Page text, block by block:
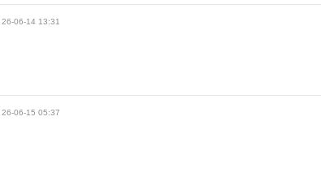
26-06-14 13:31
26-06-15 05:37